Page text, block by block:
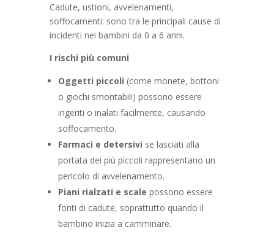
Cadute, ustioni, avvelenamenti,
soffocamenti: sono tra le principali cause di
incidenti nei bambini da 0 a 6 anni.
I rischi più comuni
Oggetti piccoli (come monete, bottoni
o giochi smontabili) possono essere
ingeriti o inalati facilmente, causando
soffocamento.
Farmaci e detersivi se lasciati alla
portata dei più piccoli rappresentano un
pericolo di avvelenamento.
Piani rialzati e scale possono essere
fonti di cadute, soprattutto quando il
bambino inizia a camminare.